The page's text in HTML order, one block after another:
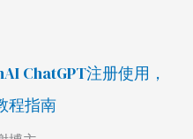
ChatGPT注册使用，
程指南